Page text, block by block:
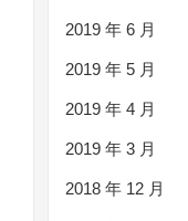
2019 年 6 月
2019 年 5 月
2019 年 4 月
2019 年 3 月
2018 年 12 月